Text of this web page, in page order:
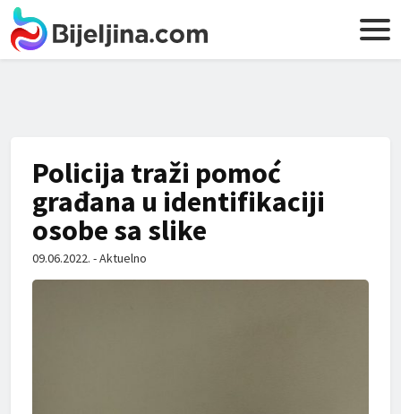
Policija traži pomoć
građana u identifikaciji
osobe sa slike
09.06.2022. - Aktuelno